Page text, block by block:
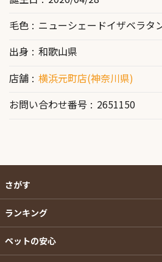
毛色
ニューシェードイザベラタ
出身
和歌山県
店舗
横浜元町店(神奈川県)
お問い合わせ番号
2651150
さがす
ランキング
ペットの安心